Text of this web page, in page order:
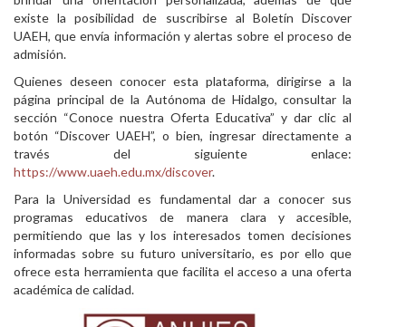
existe la posibilidad de suscribirse al Boletín Discover
UAEH, que envía información y alertas sobre el proceso de
admisión.
Quienes deseen conocer esta plataforma, dirigirse a la
página principal de la Autónoma de Hidalgo, consultar la
sección “Conoce nuestra Oferta Educativa” y dar clic al
botón “Discover UAEH”, o bien, ingresar directamente a
través del siguiente enlace:
https://www.uaeh.edu.mx/discover.
Para la Universidad es fundamental dar a conocer sus
programas educativos de manera clara y accesible,
permitiendo que las y los interesados tomen decisiones
informadas sobre su futuro universitario, es por ello que
ofrece esta herramienta que facilita el acceso a una oferta
académica de calidad.